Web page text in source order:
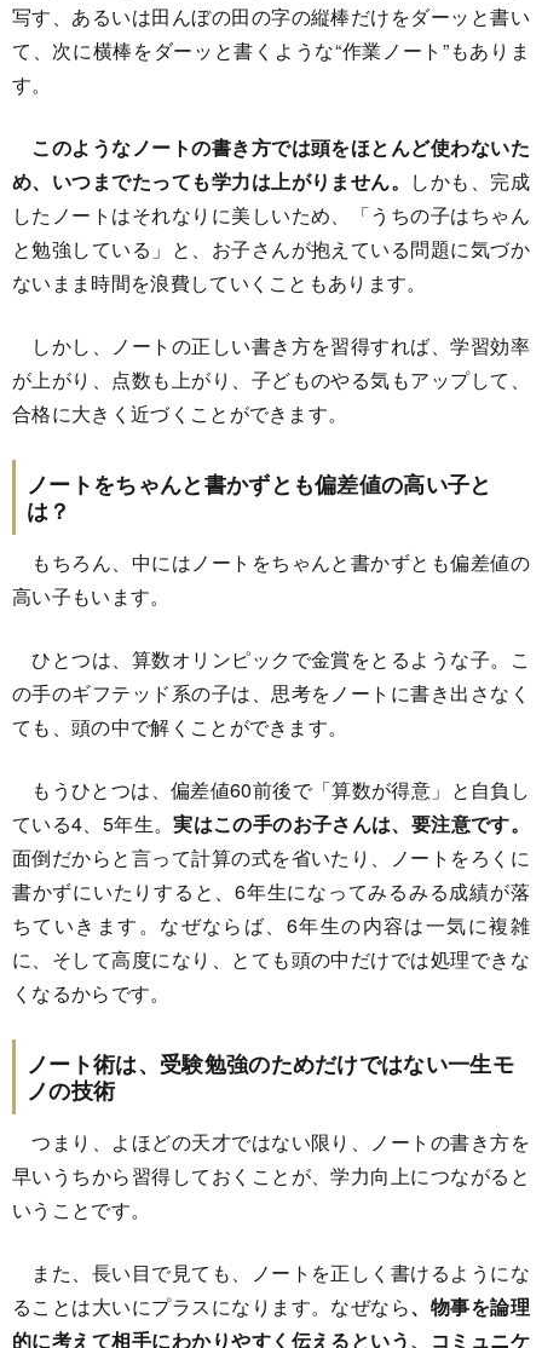
写す、あるいは田んぼの田の字の縦棒だけをダーッと書い
て、次に横棒をダーッと書くような“作業ノート”もありま
す。
このようなノートの書き方では頭をほとんど使わないた
め、いつまでたっても学力は上がりません。 しかも、完成
したノートはそれなりに美しいため、「うちの子はちゃん
と勉強している」と、お子さんが抱えている問題に気づか
ないまま時間を浪費していくこともあります。
しかし、ノートの正しい書き方を習得すれば、学習効率
が上がり、点数も上がり、子どものやる気もアップして、
合格に大きく近づくことができます。
ノートをちゃんと書かずとも偏差値の高い子と
は？
もちろん、中にはノートをちゃんと書かずとも偏差値の
高い子もいます。
ひとつは、算数オリンピックで金賞をとるような子。こ
の手のギフテッド系の子は、思考をノートに書き出さなく
ても、頭の中で解くことができます。
もうひとつは、偏差値60前後で「算数が得意」と自負し
ている4、5年生。実はこの手のお子さんは、要注意です。
面倒だからと言って計算の式を省いたり、ノートをろくに
書かずにいたりすると、6年生になってみるみる成績が落
ちていきます。なぜならば、6年生の内容は一気に複雑
に、そして高度になり、とても頭の中だけでは処理できな
くなるからです。
ノート術は、受験勉強のためだけではない一生モ
ノの技術
つまり、よほどの天才ではない限り、ノートの書き方を
早いうちから習得しておくことが、学力向上につながると
いうことです。
また、長い目で見ても、ノートを正しく書けるようにな
ることは大いにプラスになります。なぜなら、物事を論理
的に考えて相手にわかりやすく伝えるという、コミュニケ